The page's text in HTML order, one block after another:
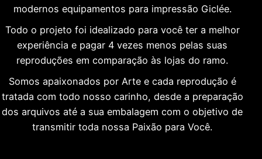
modernos equipamentos para impressão Giclée.
Todo o projeto foi idealizado para você ter a melhor
experiência e pagar 4 vezes menos pelas suas
reproduções em comparação às lojas do ramo.
Somos apaixonados por Arte e cada reprodução é
tratada com todo nosso carinho, desde a preparação
dos arquivos até a sua embalagem com o objetivo de
transmitir toda nossa Paixão para Você.